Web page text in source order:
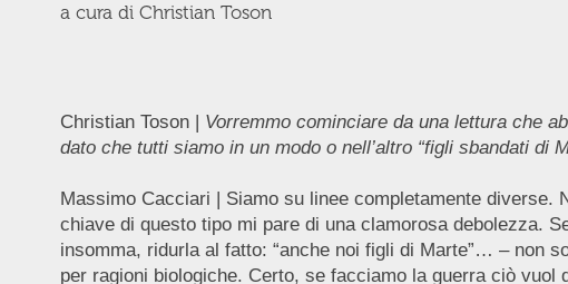
a cura di Christian Toson
Christian Toson | Vorremmo cominciare da una lettura che
dato che tutti siamo in un modo o nell’altro “figli sbandati
Massimo Cacciari | Siamo su linee completamente diverse.
chiave di questo tipo mi pare di una clamorosa debolezza.
insomma, ridurla al fatto: “anche noi figli di Marte”… – non
per ragioni biologiche. Certo, se facciamo la guerra ciò